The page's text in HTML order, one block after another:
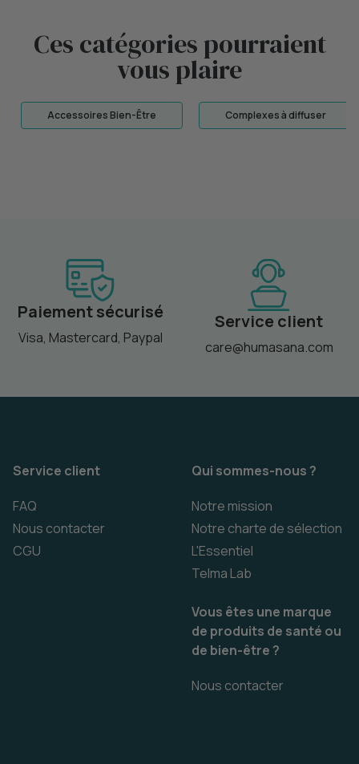
Ces catégories pourraient
vous plaire
Accessoires Bien-Être Complexes à diffuser
Paiement sécurisé
Visa, Mastercard, Paypal
Service client
care@humasana.com
Service client
FAQ
Nous contacter
CGU
Qui sommes-nous ?
Notre mission
Notre charte de sélection
L'Essentiel
Telma Lab
Vous êtes une marque
de produits de santé ou
de bien-être ?
Nous contacter